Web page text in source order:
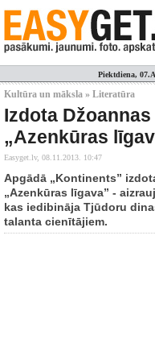
Piektdiena,
Kultūra un māksla » Literatūra
Izdota
„Azenkūras
Easyget.lv, 08.11.2013. 10:47
Apgādā „Kontinents”
„Azenkūras līgava” -
kas iedibināja Tjūdoru
talanta cienītājiem.